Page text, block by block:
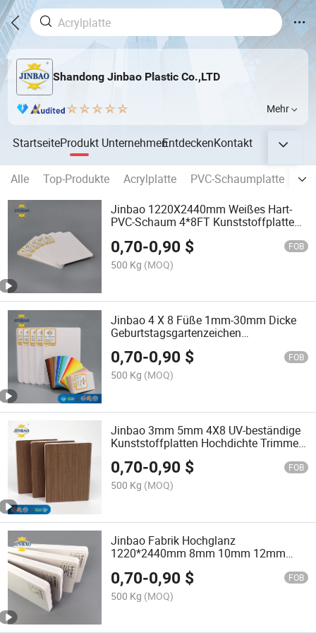
Shandong Jinbao Plastic Co.,LTD
Mehr
StartseiteProdukt UnternehmenEntdeckenKontakt
Alle Top-Produkte Acrylplatte PVC-Schaumplatte
Jinbao 1220X2440mm Weißes Hart-
PVC-Schaum 4*8FT Kunststoffplatte
Dekoration
0,70-0,90 $ FOB
500 Kg (MOQ)
Jinbao 4 X 8 Füße 1mm-30mm Dicke
Geburtstagsgartenzeichen
Kunststoffplatten
Wanddekorationspaneel PVC-
Schaumplatte
0,70-0,90 $ FOB
500 Kg (MOQ)
Jinbao 3mm 5mm 4X8 UV-beständige
Kunststoffplatten Hochdichte Trimmer
Schneidemaschine PVC-Schaumplatte
für Kt
0,70-0,90 $ FOB
500 Kg (MOQ)
Jinbao Fabrik Hochglanz
1220*2440mm 8mm 10mm 12mm
Schaumplatte für Möbel
0,70-0,90 $ FOB
500 Kg (MOQ)